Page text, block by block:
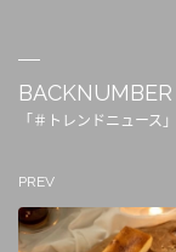
BACKNUMBER
「＃トレンドニュース
PREV